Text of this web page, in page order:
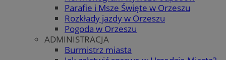
Parafie i Msze Święte w Orzeszu
Rozkłady jazdy w Orzeszu
Pogoda w Orzeszu
ADMINISTRACJA
Burmistrz miasta